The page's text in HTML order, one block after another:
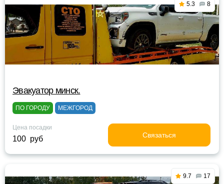
5.3 8
Эвакуатор минск.
ПО ГОРОДУ МЕЖГОРОД
Цена посадки
100 руб Связаться
9.7 17